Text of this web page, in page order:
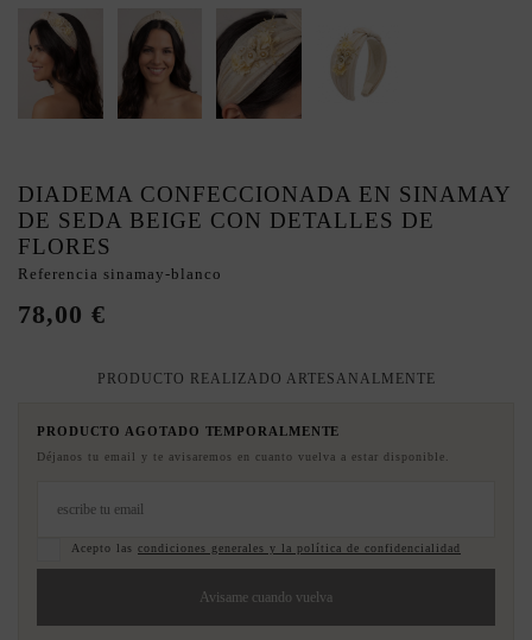
DIADEMA CONFECCIONADA EN SINAMAY
DE SEDA BEIGE CON DETALLES DE
FLORES
Referencia sinamay-blanco
78,00 €
PRODUCTO REALIZADO ARTESANALMENTE
PRODUCTO AGOTADO TEMPORALMENTE
Déjanos tu email y te avisaremos en cuanto vuelva a estar disponible.
Acepto las condiciones generales y la política de confidencialidad
Avisame cuando vuelva